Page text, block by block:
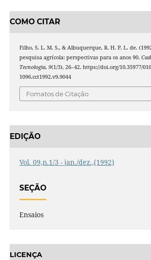
COMO CITAR
Filho, S. L. M. S., & Albuquerque, R. H. P. L. de.
pesquisa agrícola: perspectivas para os anos 90.
Tecnologia, 9(1/3), 26–42. https://doi.org/10.35977/
1096.cct1992.v9.9044
Fomatos de Citação
EDIÇÃO
Vol. 09,n.1/3 - jan./dez.,(1992)
SEÇÃO
Ensaios
LICENÇA